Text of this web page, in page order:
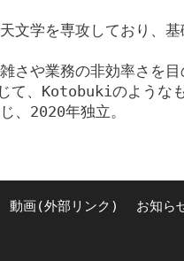
文学を専攻しており、
さや業務の非効率さを
て、Kotobukiのような
、2020年独立。
動画(外部リンク) お知ら